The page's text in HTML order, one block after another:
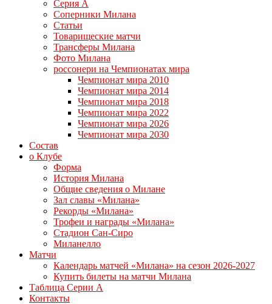
Серия А
Соперники Милана
Статьи
Товарищеские матчи
Трансферы Милана
Фото Милана
россонери на Чемпионатах мира
Чемпионат мира 2010
Чемпионат мира 2014
Чемпионат мира 2018
Чемпионат мира 2022
Чемпионат мира 2026
Чемпионат мира 2030
Состав
о Клубе
Форма
История Милана
Общие сведения о Милане
Зал славы «Милана»
Рекорды «Милана»
Трофеи и награды «Милана»
Стадион Сан-Сиро
Миланелло
Матчи
Календарь матчей «Милана» на сезон 2026-2027
Купить билеты на матчи Милана
Таблица Серии А
Контакты